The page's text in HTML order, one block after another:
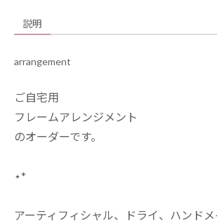
説明
arrangement
ご自宅用
フレームアレンジメント
のオーダーです。
⋆*
アーティフィシャル、ドライ、ハンド